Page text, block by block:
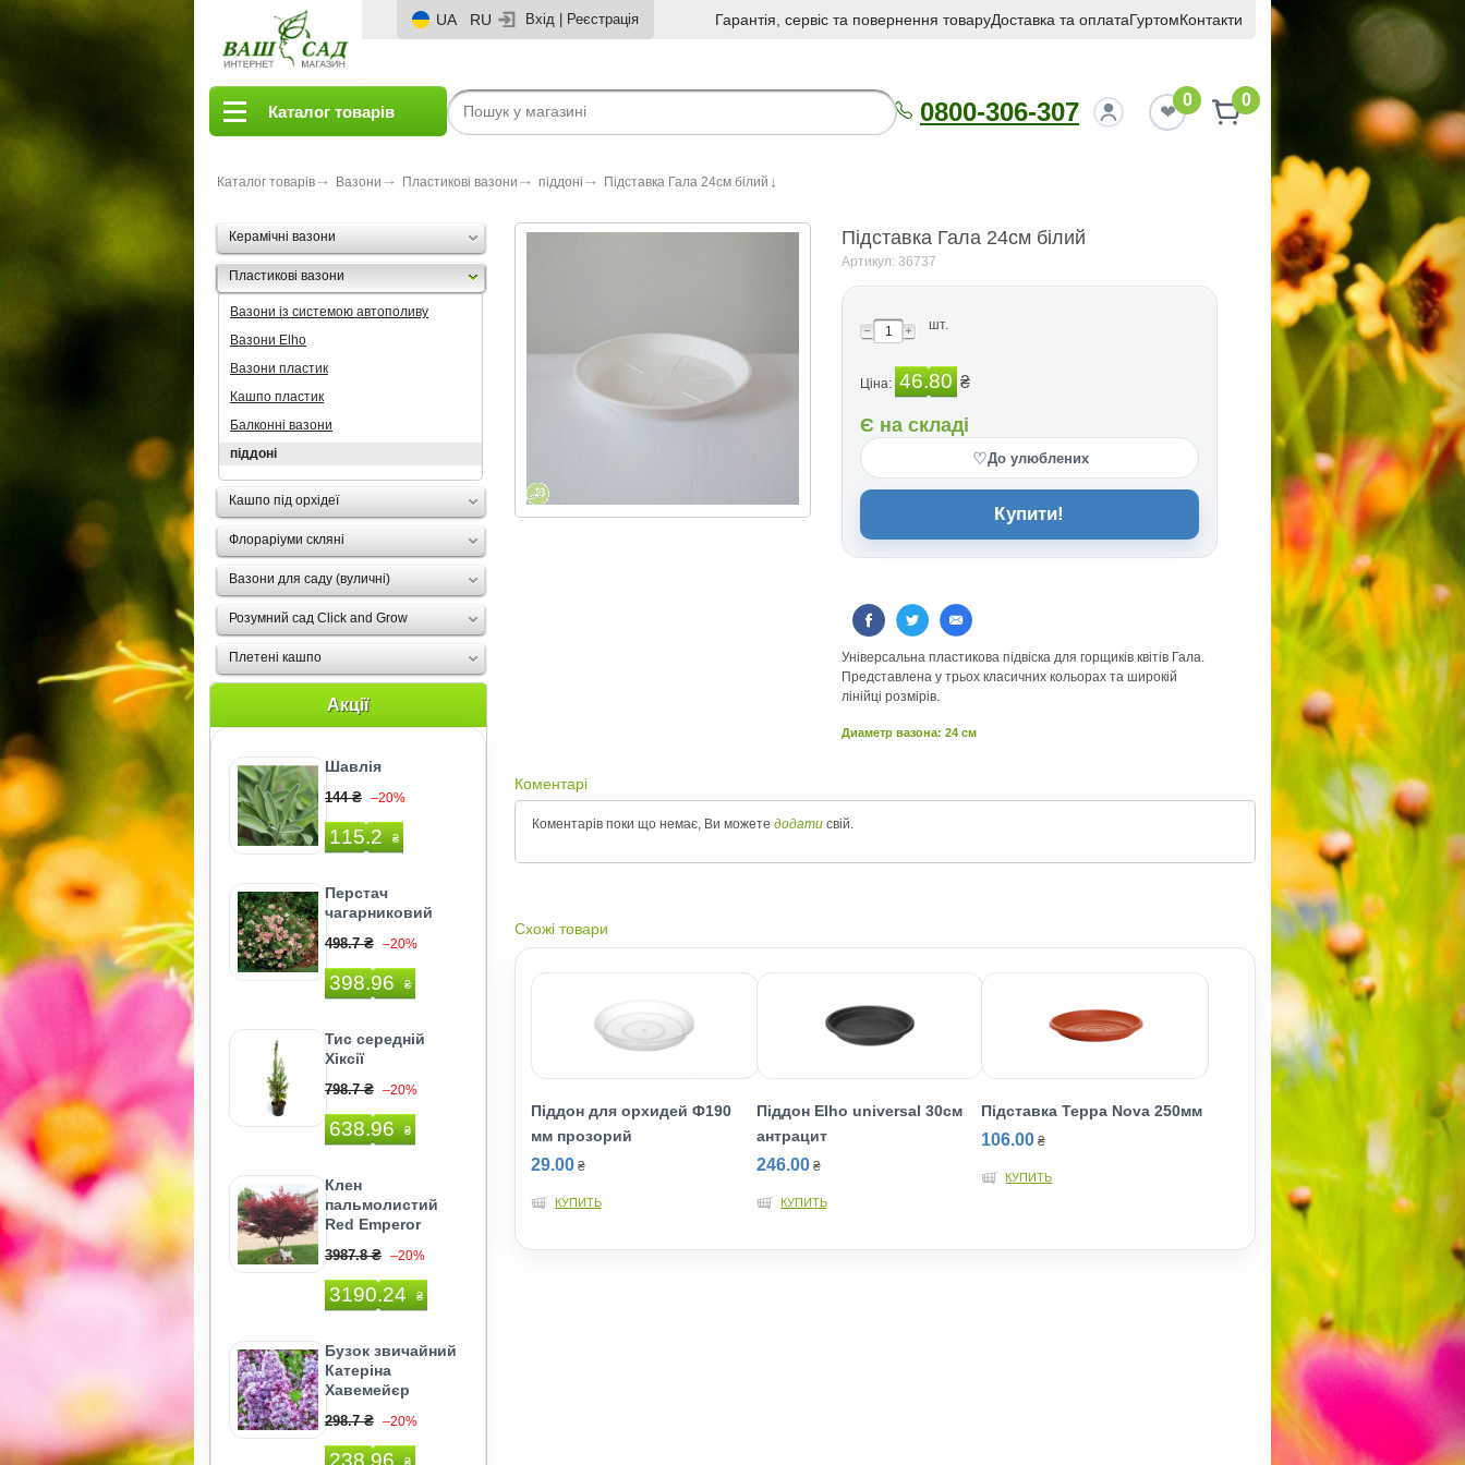
UA RU Вхід Реєстрація Гарантія, сервіс та повернення товаруДоставка та оплатаГуртомКонтакти
Каталог товарів 0800-306-307 0 0
Каталог товарів Вазони Пластикові вазони піддоні Підставка Гала 24см білий
Керамічні вазони
Пластикові вазони
Вазони із системою автополиву
Вазони Elho
Вазони пластик
Кашпо пластик
Балконні вазони
піддоні
Кашпо під орхідеї
Флораріуми скляні
Вазони для саду (вуличні)
Розумний сад Click and Grow
Плетені кашпо
Акції
Шавлія
144 ₴ –20%
115.2 ₴
Перстач
чагарниковий
498.7 ₴ –20%
398.96 ₴
Тис середній
Хіксії
798.7 ₴ –20%
638.96 ₴
Клен
пальмолистий
Red Emperor
3987.8 ₴ –20%
3190.24 ₴
Бузок звичайний
Катеріна
Хавемейєр
298.7 ₴ –20%
238.96 ₴
Підставка Гала 24см білий
Артикул: 36737
шт.
Ціна: 46.80 ₴
Є на складі
♡До улюблених
Купити!
Універсальна пластикова підвіска для горщиків квітів Гала.
Представлена у трьох класичних кольорах та широкій
лінійці розмірів.
Диаметр вазона: 24 см
Коментарі
Коментарів поки що немає, Ви можете додати свій.
Схожі товари
Піддон для орхидей Ф190
мм прозорий
29.00 ₴
КУПИТЬ
Піддон Elho universal 30см
антрацит
246.00 ₴
КУПИТЬ
Підставка Терра Nova 250мм
106.00 ₴
КУПИТЬ